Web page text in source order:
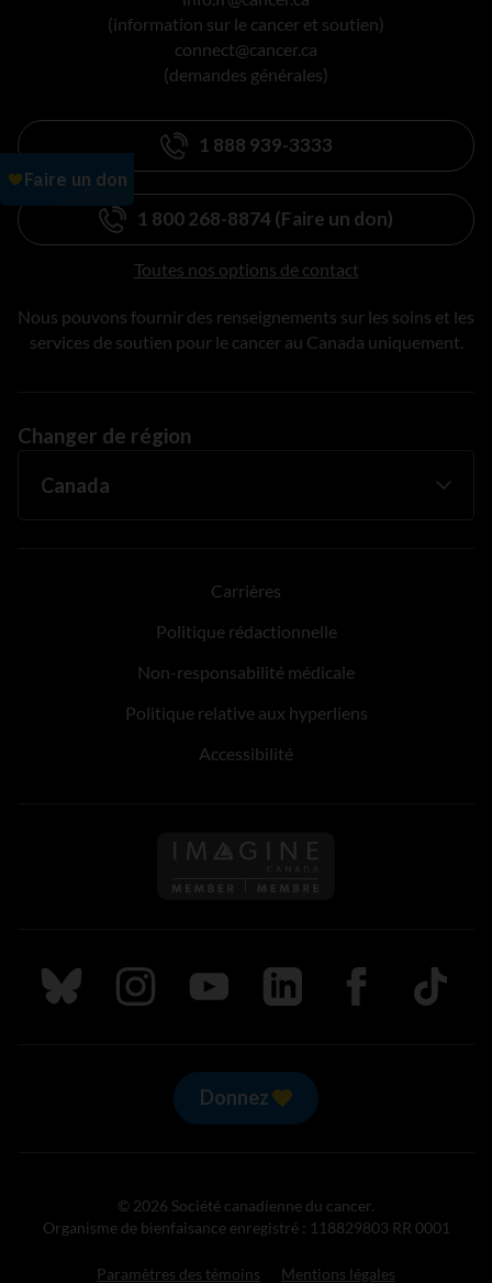
(information sur le cancer et soutien)
connect@cancer.ca
(demandes générales)
1 888 939-3333
1 800 268-8874 (Faire un don)
Toutes nos options de contact
Nous pouvons fournir des renseignements sur les soins et les
services de soutien pour le cancer au Canada uniquement.
Changer de région
Carrières
Politique rédactionnelle
Non-responsabilité médicale
Politique relative aux hyperliens
Accessibilité
Suivez nous sur Bluesky
Suivez nous sur Instagram
Suivez nous sur Youtube
Suivez nous sur LinkedIn
Suivez nous sur
TikTok
Donnez
© 2026 Société canadienne du cancer.
Organisme de bienfaisance enregistré : 118829803 RR 0001
Paramètres des témoins Mentions légales